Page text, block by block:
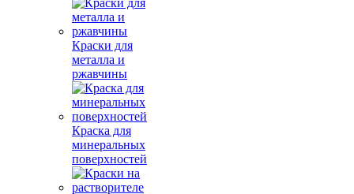
Краски для
металла и
ржавчины
Краска для
минеральных
поверхностей